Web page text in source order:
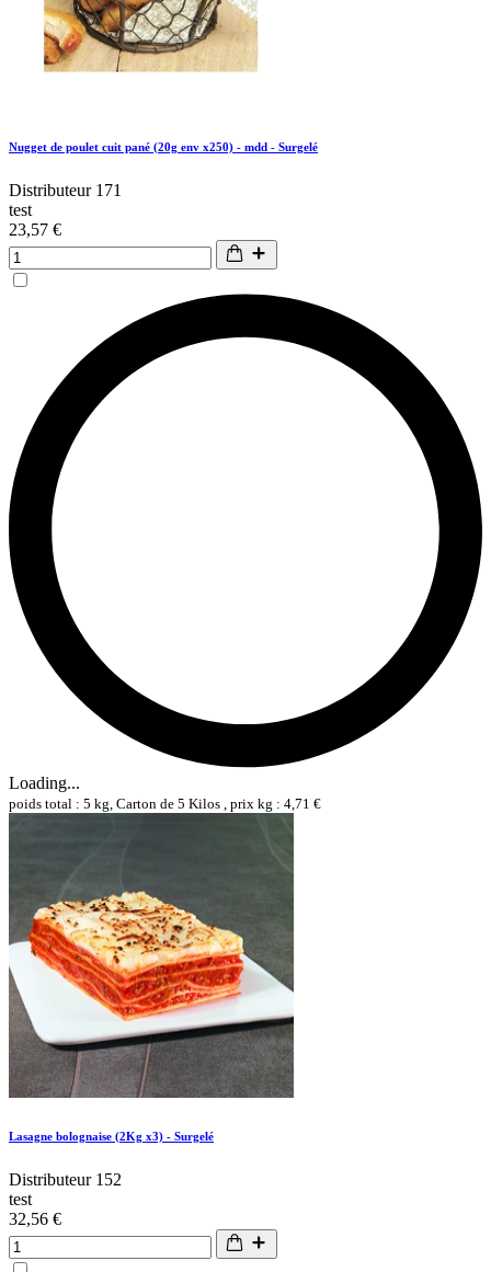
Nugget de poulet cuit pané (20g env x250) - mdd - Surgelé
Distributeur 171
test
23,57 €
Loading...
poids total : 5 kg, Carton de 5 Kilos , prix kg : 4,71 €
Lasagne bolognaise (2Kg x3) - Surgelé
Distributeur 152
test
32,56 €